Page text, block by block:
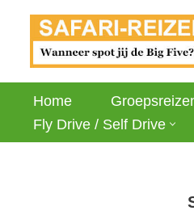
naar
Home
Fly Drive / Self Drive